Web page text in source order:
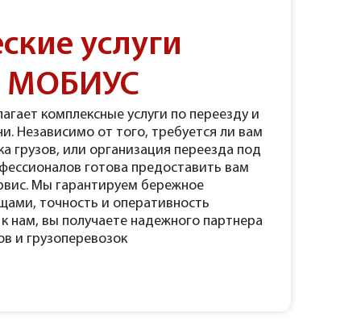
услуги
МОБИУС
комплексные услуги по переезду и
Независимо от того, требуется ли вам
грузов, или организация переезда под
готова предоставить вам
Мы гарантируем бережное
точность и оперативность
нам, вы получаете надежного партнера
и грузоперевозок